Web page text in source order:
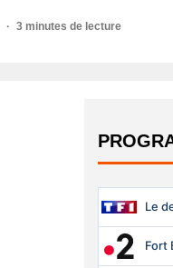
3 minutes de lecture